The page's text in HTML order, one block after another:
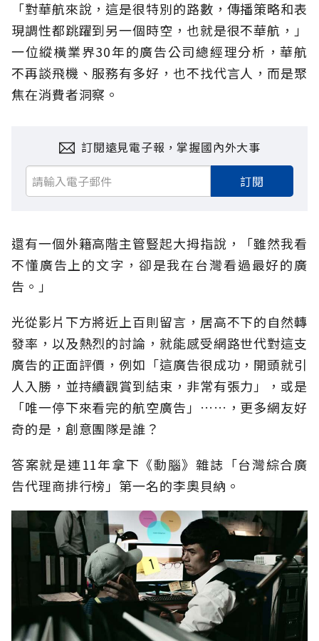
「對華航來說，這是很特別的路數，傳播策略和表
現調性都跳躍到另一個時空，也就是很不華航，」
一位縱橫業界30年的廣告公司總經理分析，華航
不再談飛機、服務有多好，也不找代言人，而是聚
焦在消費者洞察。
訂閱遠見電子報，掌握國內外大事
訂閱
還有一個外籍高階主管豎起大拇指說，「雖然我看
不懂廣告上的文字，卻是我在台灣看過最好的廣
告。」
光從影片下方將近上百則留言，居高不下的自然轉
發率，以及熱烈的討論，就能感受網路世代對這支
廣告的正面評價，例如「這廣告很成功，開頭就引
人入勝，並持續觀賞到結束，非常有張力」，或是
「唯一停下來看完的航空廣告」……，更多網友好
奇的是，創意團隊是誰？
答案就是連11年拿下《動腦》雜誌「台灣綜合廣
告代理商排行榜」第一名的李奧貝納。